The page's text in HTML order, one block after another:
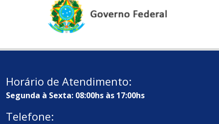
Horário de Atendimento:
Segunda à Sexta: 08:00hs às 17:00hs
Telefone: